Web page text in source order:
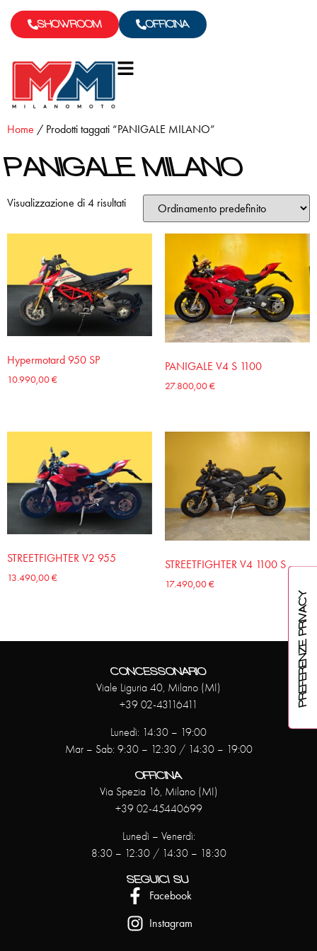
SHOWROOM OFFICINA
Home / Prodotti taggati “PANIGALE MILANO”
PANIGALE MILANO
Visualizzazione di 4 risultati
Hypermotard 950 SP
10.990,00€
PANIGALE V4 S 1100
27.800,00€
STREETFIGHTER V2 955
13.490,00€
STREETFIGHTER V4 1100 S
17.490,00€
CONCESSONARIO
Viale Liguria 40, Milano (MI)
+39 02-43116411
Lunedì: 14:30 – 19:00
Mar – Sab: 9:30 – 12:30 / 14:30 – 19:00
OFFICINA
Via Spezia 16, Milano (MI)
+39 02-45440699
Lunedì – Venerdì:
8:30 – 12:30 / 14:30 – 18:30
SEGUICI SU
Facebook
Instagram